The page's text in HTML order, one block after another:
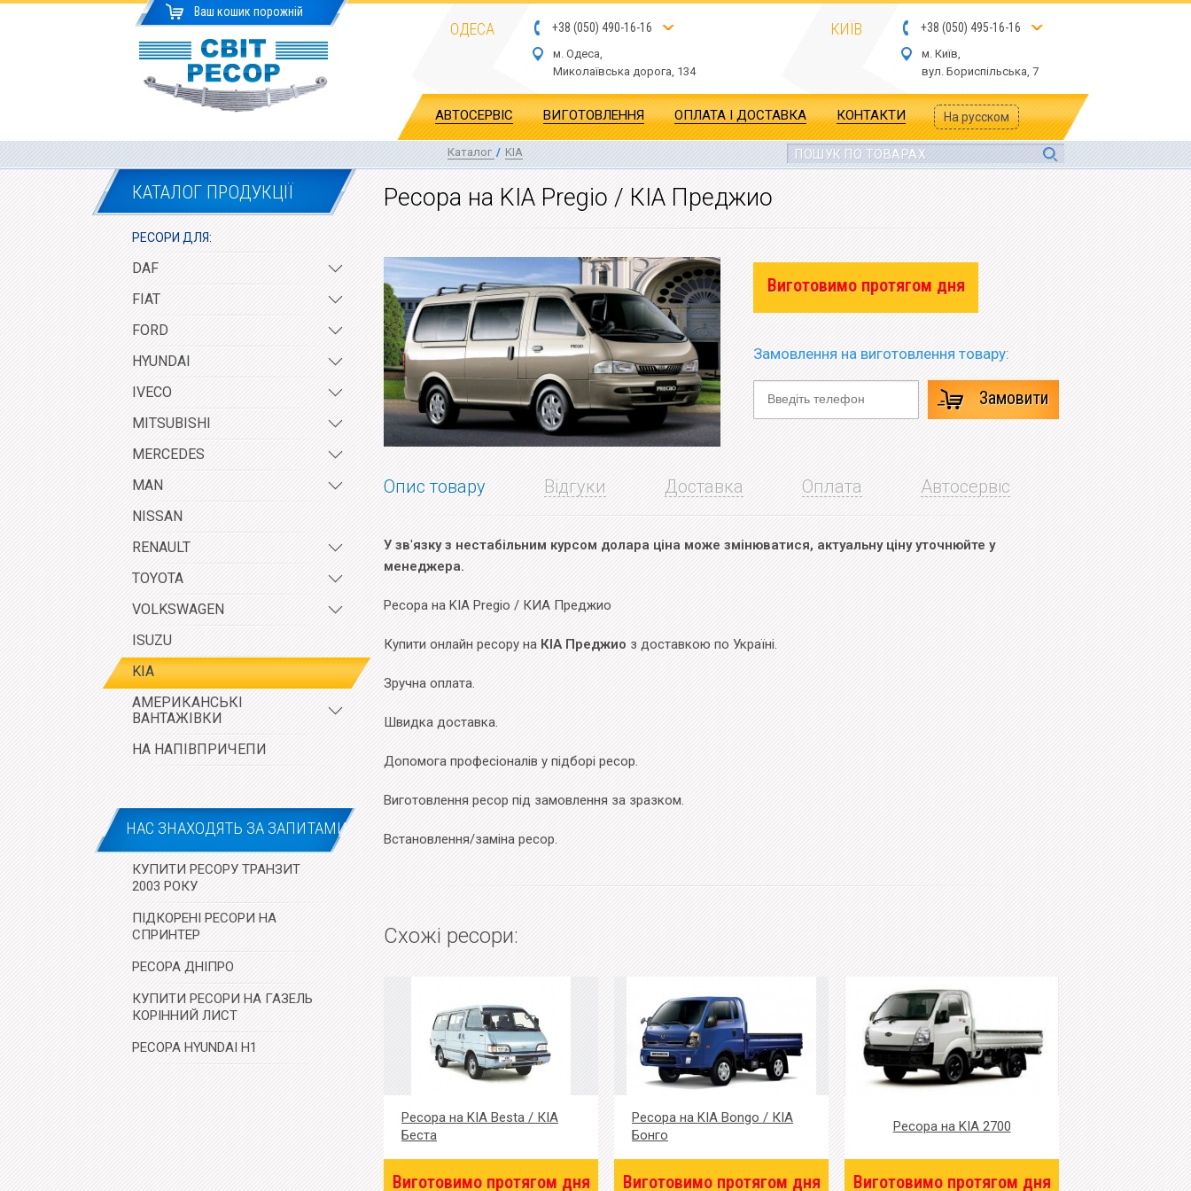
Ваш кошик порожній
ОДЕСА +38 (050) 490-16-16
м. Одеса,
Миколаївська дорога, 134
КИЇВ +38 (050) 495-16-16
м. Київ,
вул. Бориспільська, 7
АВТОСЕРВІС ВИГОТОВЛЕННЯ ОПЛАТА І ДОСТАВКА КОНТАКТИ На русском
КАТАЛОГ ПРОДУКЦІЇ
РЕСОРИ ДЛЯ:
DAF
FIAT
FORD
HYUNDAI
IVECO
MITSUBISHI
MERCEDES
MAN
NISSAN
RENAULT
TOYOTA
VOLKSWAGEN
ISUZU
KIA
АМЕРИКАНСЬКІ
ВАНТАЖІВКИ
НА НАПІВПРИЧЕПИ
НАС ЗНАХОДЯТЬ ЗА ЗАПИТАМИ
КУПИТИ РЕСОРУ ТРАНЗИТ
2003 РОКУ
ПІДКОРЕНІ РЕСОРИ НА
СПРИНТЕР
РЕСОРА ДНІПРО
КУПИТИ РЕСОРИ НА ГАЗЕЛЬ
КОРІННИЙ ЛИСТ
РЕСОРА HYUNDAI H1
Каталог / KIA
Ресора на KIA Pregio / КІА Преджио
Виготовимо протягом дня
Замовлення на виготовлення товару:
Замовити
Опис товару Відгуки Доставка Оплата Автосервіс
У зв'язку з нестабільним курсом долара ціна може змінюватися, актуальну ціну уточнюйте у
менеджера.
Ресора на KIA Pregio / КИА Преджио
Купити онлайн ресору на КІА Преджио з доставкою по Україні.
Зручна оплата.
Швидка доставка.
Допомога професіоналів у підборі ресор.
Виготовлення ресор під замовлення за зразком.
Встановлення/заміна ресор.
Схожі ресори:
Ресора на KIA Besta / КІА
Беста
Виготовимо протягом дня
Ресора на KIA Bongo / КІА
Бонго
Виготовимо протягом дня
Ресора на KIA 2700
Виготовимо протягом дня